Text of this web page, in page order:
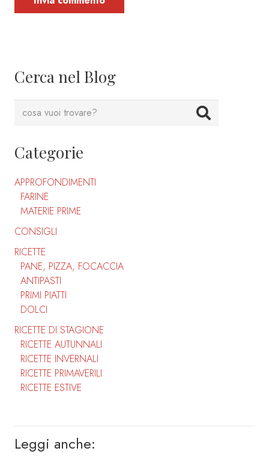
Cerca nel Blog
Categorie
APPROFONDIMENTI
FARINE
MATERIE PRIME
CONSIGLI
RICETTE
PANE, PIZZA, FOCACCIA
ANTIPASTI
PRIMI PIATTI
DOLCI
RICETTE DI STAGIONE
RICETTE AUTUNNALI
RICETTE INVERNALI
RICETTE PRIMAVERILI
RICETTE ESTIVE
Leggi anche: